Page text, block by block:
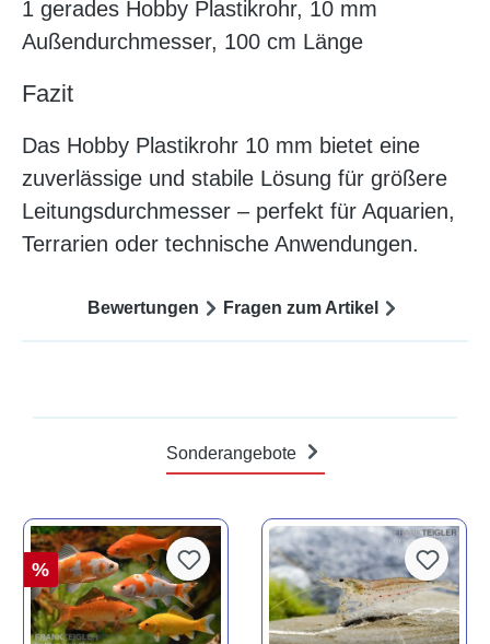
1 gerades Hobby Plastikrohr, 10 mm
Außendurchmesser, 100 cm Länge
Fazit
Das Hobby Plastikrohr 10 mm bietet eine
zuverlässige und stabile Lösung für größere
Leitungsdurchmesser – perfekt für Aquarien,
Terrarien oder technische Anwendungen.
Bewertungen Fragen zum Artikel
Sonderangebote
%